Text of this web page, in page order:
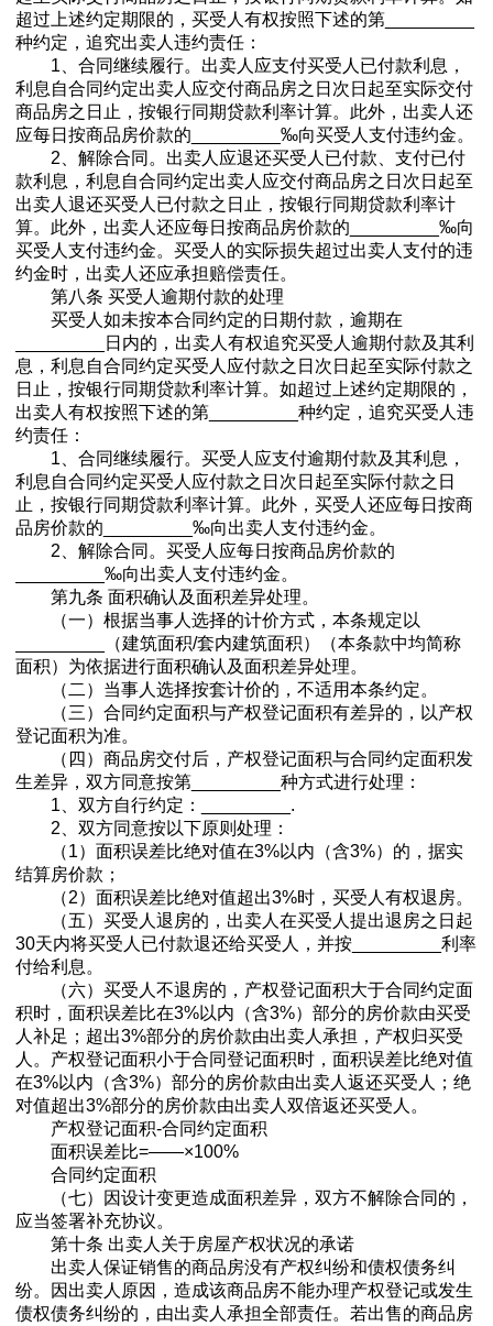
超过上述约定期限的，买受人有权按照下述的第_________
种约定，追究出卖人违约责任：
1、合同继续履行。出卖人应支付买受人已付款利息，
利息自合同约定出卖人应交付商品房之日次日起至实际交付
商品房之日止，按银行同期贷款利率计算。此外，出卖人还
应每日按商品房价款的_________‰向买受人支付违约金。
2、解除合同。出卖人应退还买受人已付款、支付已付
款利息，利息自合同约定出卖人应交付商品房之日次日起至
出卖人退还买受人已付款之日止，按银行同期贷款利率计
算。此外，出卖人还应每日按商品房价款的_________‰向
买受人支付违约金。买受人的实际损失超过出卖人支付的违
约金时，出卖人还应承担赔偿责任。
第八条 买受人逾期付款的处理
买受人如未按本合同约定的日期付款，逾期在
_________日内的，出卖人有权追究买受人逾期付款及其利
息，利息自合同约定买受人应付款之日次日起至实际付款之
日止，按银行同期贷款利率计算。如超过上述约定期限的，
出卖人有权按照下述的第_________种约定，追究买受人违
约责任：
1、合同继续履行。买受人应支付逾期付款及其利息，
利息自合同约定买受人应付款之日次日起至实际付款之日
止，按银行同期贷款利率计算。此外，买受人还应每日按商
品房价款的_________‰向出卖人支付违约金。
2、解除合同。买受人应每日按商品房价款的
_________‰向出卖人支付违约金。
第九条 面积确认及面积差异处理。
（一）根据当事人选择的计价方式，本条规定以
_________（建筑面积/套内建筑面积）（本条款中均简称
面积）为依据进行面积确认及面积差异处理。
（二）当事人选择按套计价的，不适用本条约定。
（三）合同约定面积与产权登记面积有差异的，以产权
登记面积为准。
（四）商品房交付后，产权登记面积与合同约定面积发
生差异，双方同意按第_________种方式进行处理：
1、双方自行约定：_________.
2、双方同意按以下原则处理：
（1）面积误差比绝对值在3%以内（含3%）的，据实
结算房价款；
（2）面积误差比绝对值超出3%时，买受人有权退房。
（五）买受人退房的，出卖人在买受人提出退房之日起
30天内将买受人已付款退还给买受人，并按_________利率
付给利息。
（六）买受人不退房的，产权登记面积大于合同约定面
积时，面积误差比在3%以内（含3%）部分的房价款由买受
人补足；超出3%部分的房价款由出卖人承担，产权归买受
人。产权登记面积小于合同登记面积时，面积误差比绝对值
在3%以内（含3%）部分的房价款由出卖人返还买受人；绝
对值超出3%部分的房价款由出卖人双倍返还买受人。
产权登记面积-合同约定面积
面积误差比=——×100%
合同约定面积
（七）因设计变更造成面积差异，双方不解除合同的，
应当签署补充协议。
第十条 出卖人关于房屋产权状况的承诺
出卖人保证销售的商品房没有产权纠纷和债权债务纠
纷。因出卖人原因，造成该商品房不能办理产权登记或发生
债权债务纠纷的，由出卖人承担全部责任。若出售的商品房